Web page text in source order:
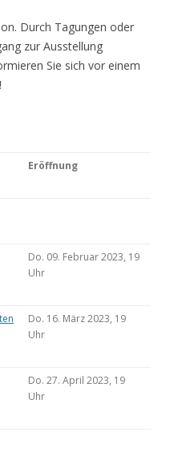
Durch Tagungen oder
zur Ausstellung
Sie sich vor einem
Eröffnung
Do. 09. Februar 2023, 19
Uhr
Do. 16. März 2023, 19
Uhr
Do. 27. April 2023, 19
Uhr